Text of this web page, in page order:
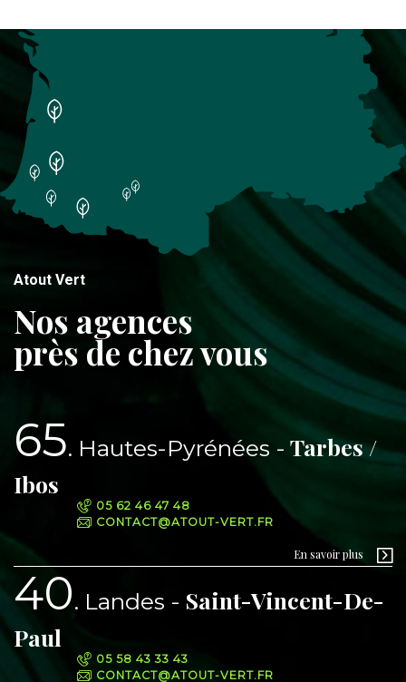
Atout Vert
Nos agences
près de chez vous
65 Hautes-Pyrénées
Tarbes /
Ibos
05 62 46 47 48
CONTACT@ATOUT-VERT.FR
En savoir plus
40 Landes
Saint-Vincent-De-
Paul
05 58 43 33 43
CONTACT@ATOUT-VERT.FR